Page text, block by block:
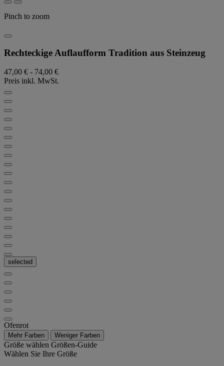
Pinch to zoom
Rechteckige Auflaufform Tradition aus Steinzeug
47,00 € - 74,00 €
Preis inkl. MwSt.
selected
Ofenrot
Mehr Farben Weniger Farben
Größe wählen Größen-Guide
Wählen Sie Ihre Größe